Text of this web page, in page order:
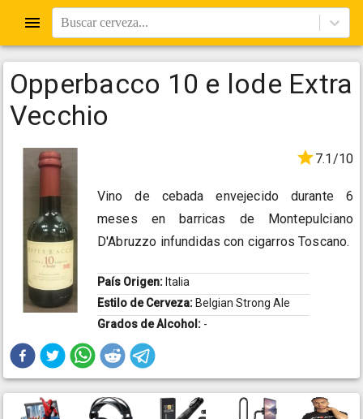
Buscar cerveza...
Opperbacco 10 e lode Extra
Vecchio
7.1/10
Vino de cebada envejecido durante 6
meses en barricas de Montepulciano
D'Abruzzo infundidas con cigarros Toscano.
País Origen: Italia
Estilo de Cerveza: Belgian Strong Ale
Grados de Alcohol: -